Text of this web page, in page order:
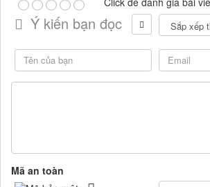
Ý kiến bạn đọc
Mã an toàn